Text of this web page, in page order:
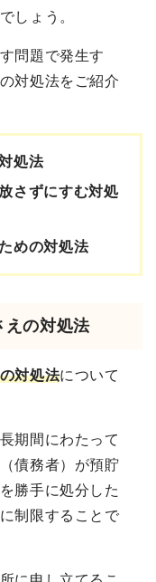
しょう。
問題で発生す
対処法をご紹介
処法
さずにすむ対処
めの対処法
えの対処法
対処法について
期間にわたって
債務者）が預貯
勝手に処分した
制限することで